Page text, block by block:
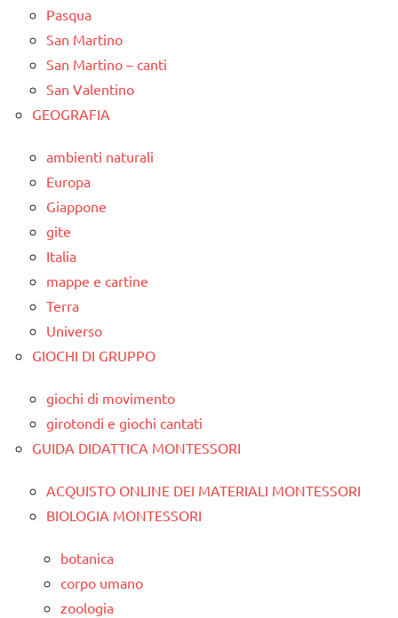
Pasqua
San Martino
San Martino – canti
San Valentino
GEOGRAFIA
ambienti naturali
Europa
Giappone
gite
Italia
mappe e cartine
Terra
Universo
GIOCHI DI GRUPPO
giochi di movimento
girotondi e giochi cantati
GUIDA DIDATTICA MONTESSORI
ACQUISTO ONLINE DEI MATERIALI MONTESSORI
BIOLOGIA MONTESSORI
botanica
corpo umano
zoologia